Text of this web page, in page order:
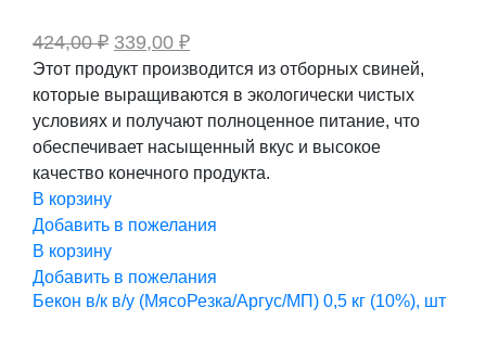
424,00₽ Первоначальная
цена
составляла
424,00 ₽.
339,00 ₽Текущая
цена:
339,00 ₽.
Этот продукт производится из отборных свиней,
которые выращиваются в экологически чистых
условиях и получают полноценное питание, что
обеспечивает насыщенный вкус и высокое
качество конечного продукта.
В корзину
Добавить в пожелания
В корзину
Добавить в пожелания
Бекон в/к в/у (МясоРезка/Аргус/МП) 0,5 кг (10%), шт